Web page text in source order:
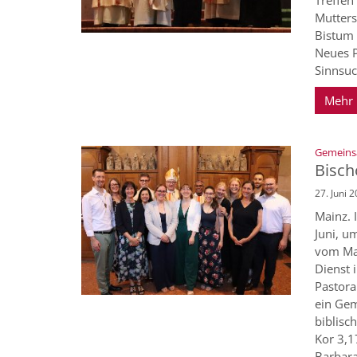
Bistum
Neues
Mehr
27. Juni
Mainz.
Juni,
vom
Dienst
ein
Kor